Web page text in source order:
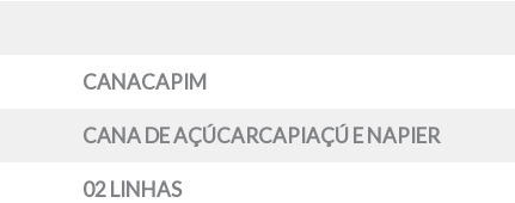
CANACAPIM
CANA DE AÇÚCARCAPIAÇÚ E NAPIER
02 LINHAS